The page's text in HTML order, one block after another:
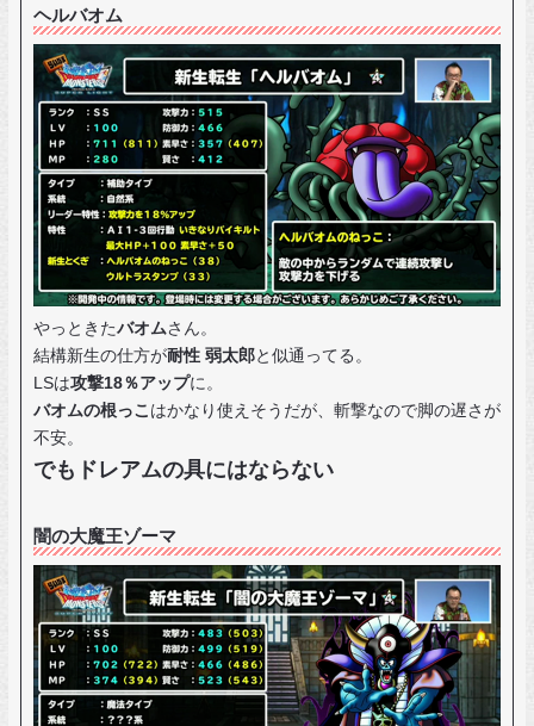
ヘルバオム
やっときたバオムさん。
結構新生の仕方が耐性 弱太郎と似通ってる。
LSは攻撃18％アップに。
バオムの根っこ はかなり使えそうだが、斬撃なので脚の遅さが
不安。
でもドレアムの具にはならない
闇の大魔王ゾーマ